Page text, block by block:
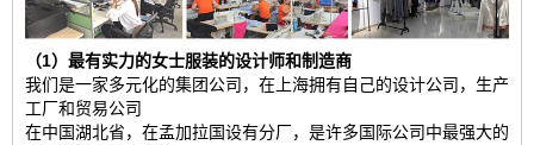
（1）最有实力的女士服装的设计师和制造商
我们是一家多元化的集团公司，在上海拥有自己的设计公司，生产
工厂和贸易公司
在中国湖北省，在孟加拉国设有分厂，是许多国际公司中最强大的